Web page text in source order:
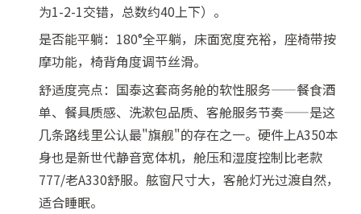
为1-2-1交错，总数约40上下）。
是否能平躺：180°全平躺，床面宽度充裕，座椅带按
摩功能，椅背角度调节丝滑。
舒适度亮点：国泰这套商务舱的软性服务——餐食酒
单、餐具质感、洗漱包品质、客舱服务节奏——是这
几条路线里公认最"旗舰"的存在之一。硬件上A350本
身也是新世代静音宽体机，舱压和湿度控制比老款
777/老A330舒服。舷窗尺寸大，客舱灯光过渡自然，
适合睡眠。